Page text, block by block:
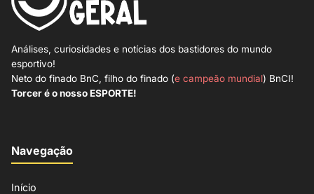
Análises, curiosidades e notícias dos bastidores do mundo
esportivo!
Neto do finado BnC, filho do finado (e campeão mundial) BnCI!
Torcer é o nosso ESPORTE!
Navegação
Início